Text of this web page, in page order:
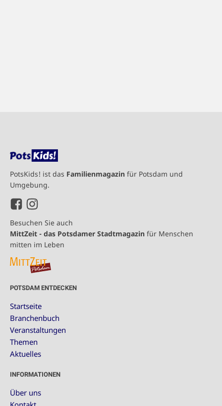
PotsKids! ist das Familienmagazin für Potsdam und
Umgebung.
Besuchen Sie auch
MittZeit - das Potsdamer Stadtmagazin für Menschen
mitten im Leben
POTSDAM ENTDECKEN
Startseite
Branchenbuch
Veranstaltungen
Themen
Aktuelles
INFORMATIONEN
Über uns